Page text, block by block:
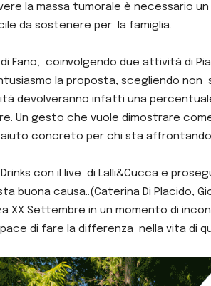
la massa tumorale è necessario
da sostenere per la famiglia.
Fano, coinvolgendo due attività di
la proposta, scegliendo non
devolveranno infatti una
Un gesto che vuole dimostrare
concreto per chi sta
con il live di Lalli&Cucca e
causa..(Caterina Di Placido,
Settembre in un momento di
di fare la differenza nella vita di